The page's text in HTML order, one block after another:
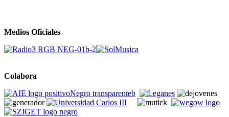
Medios Oficiales
Colabora